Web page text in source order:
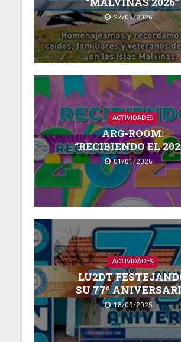
27/03/2026
ACTIVIDADES
ARG-ROOM:
“RECIBIENDO EL
01/01/2026
ACTIVIDADES
LU2DT
SU 77º
18/09/2025